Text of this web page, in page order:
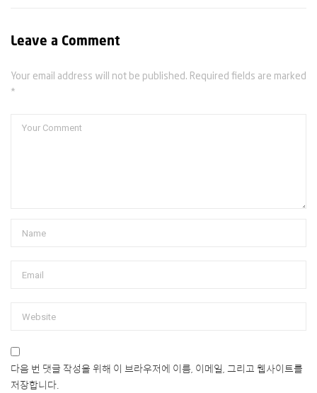
Leave a Comment
Your email address will not be published. Required fields are marked
*
다음 번 댓글 작성을 위해 이 브라우저에 이름, 이메일, 그리고 웹사이트를
저장합니다.